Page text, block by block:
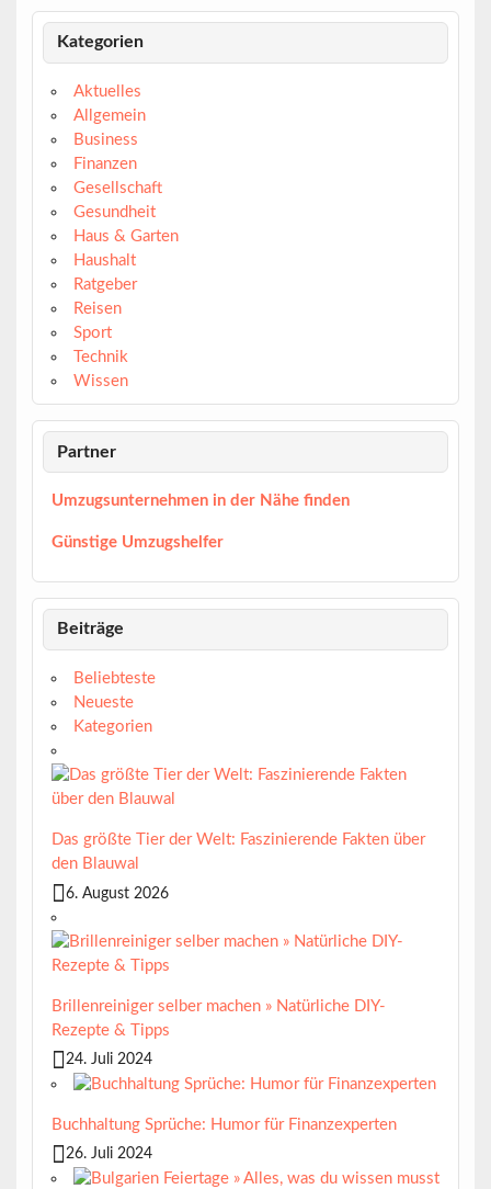
Kategorien
Aktuelles
Allgemein
Business
Finanzen
Gesellschaft
Gesundheit
Haus & Garten
Haushalt
Ratgeber
Reisen
Sport
Technik
Wissen
Partner
Umzugsunternehmen in der Nähe finden
Günstige Umzugshelfer
Beiträge
Beliebteste
Neueste
Kategorien
Das größte Tier der Welt: Faszinierende Fakten über
den Blauwal
6. August 2026
Brillenreiniger selber machen » Natürliche DIY-
Rezepte & Tipps
24. Juli 2024
Buchhaltung Sprüche: Humor für Finanzexperten
26. Juli 2024